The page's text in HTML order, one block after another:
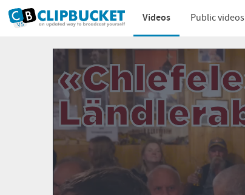
Videos Public videos